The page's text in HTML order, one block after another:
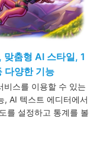
춤형 AI 스타일, 1
다양한 기능
비스를 이용할 수 있는
, AI 텍스트 에디터에서
를 설정하고 통계를 볼